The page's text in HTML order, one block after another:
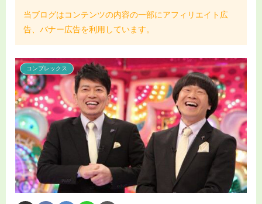
当ブログはコンテンツの内容の一部にアフィリエイト広
告、バナー広告を利用しています。
コンプレックス